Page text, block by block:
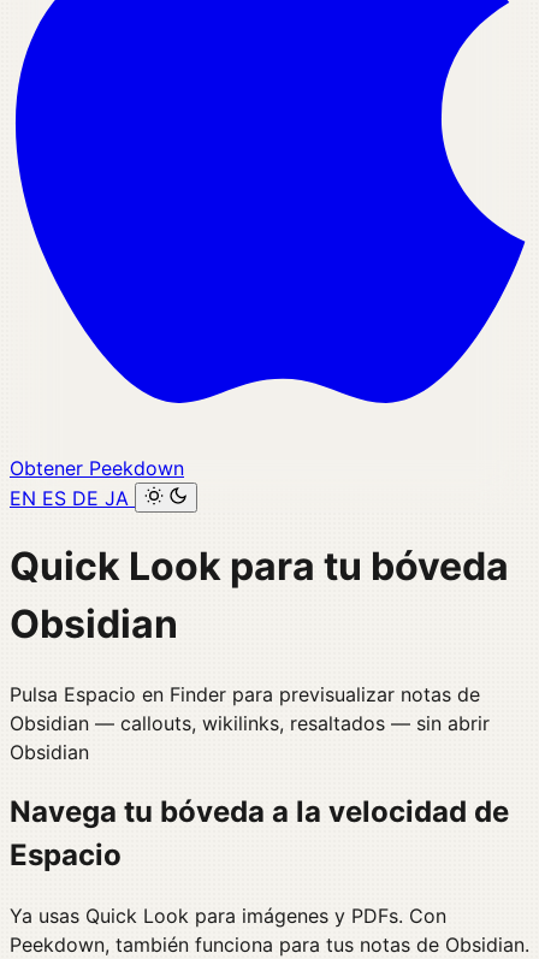
Obtener Peekdown
EN ES DE JA
Quick Look para tu bóveda
Obsidian
Pulsa Espacio en Finder para previsualizar notas de
Obsidian — callouts, wikilinks, resaltados — sin abrir
Obsidian
Navega tu bóveda a la velocidad de
Espacio
Ya usas Quick Look para imágenes y PDFs. Con
Peekdown, también funciona para tus notas de Obsidian.